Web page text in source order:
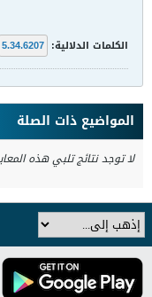
الكلمات الدلالية: 5.34.6207
المواضيع ذات الصلة
لا توجد نتائج تلبي هذه